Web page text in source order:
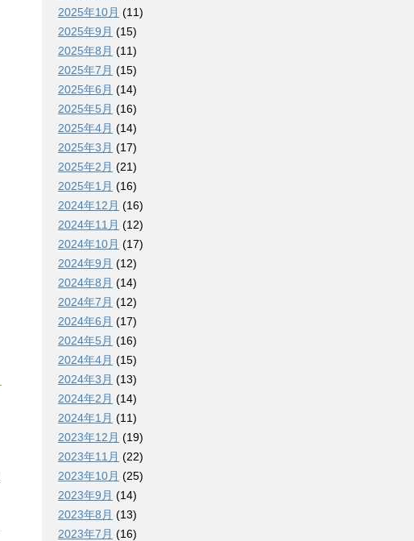
2025年10月 (11)
2025年9月 (15)
2025年8月 (11)
2025年7月 (15)
2025年6月 (14)
2025年5月 (16)
2025年4月 (14)
2025年3月 (17)
2025年2月 (21)
2025年1月 (16)
2024年12月 (16)
2024年11月 (12)
2024年10月 (17)
2024年9月 (12)
2024年8月 (14)
2024年7月 (12)
2024年6月 (17)
2024年5月 (16)
2024年4月 (15)
2024年3月 (13)
2024年2月 (14)
2024年1月 (11)
2023年12月 (19)
2023年11月 (22)
2023年10月 (25)
2023年9月 (14)
2023年8月 (13)
2023年7月 (16)